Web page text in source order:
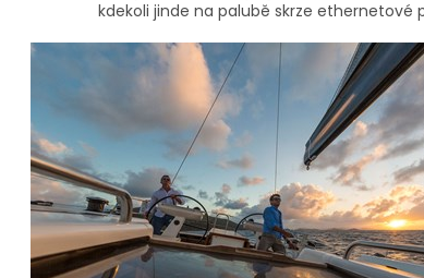
kdekoli jinde na palubě skrze ethernetové